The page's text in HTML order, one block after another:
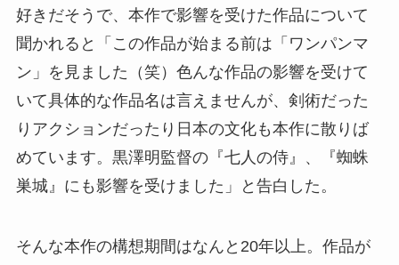
好きだそうで、本作で影響を受けた作品について
聞かれると「この作品が始まる前は「ワンパンマ
ン」を見ました（笑）色んな作品の影響を受けて
いて具体的な作品名は言えませんが、剣術だった
りアクションだったり日本の文化も本作に散りば
めています。黒澤明監督の『七人の侍』、『蜘蛛
巣城』にも影響を受けました」と告白した。
そんな本作の構想期間はなんと20年以上。作品が